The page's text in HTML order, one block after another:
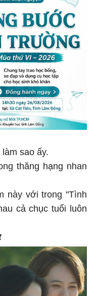
sao ấy.
thăng hạng nhan
này với trong "Tình
cả chục tuổi luôn